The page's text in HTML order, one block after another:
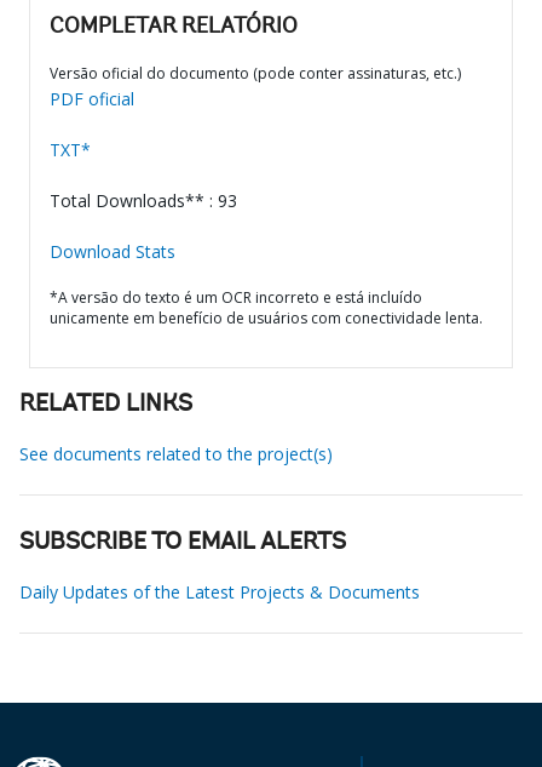
COMPLETAR RELATÓRIO
Versão oficial do documento (pode conter assinaturas, etc.)
PDF oficial
TXT*
Total Downloads** : 93
Download Stats
*A versão do texto é um OCR incorreto e está incluído
unicamente em benefício de usuários com conectividade lenta.
RELATED LINKS
See documents related to the project(s)
SUBSCRIBE TO EMAIL ALERTS
Daily Updates of the Latest Projects & Documents